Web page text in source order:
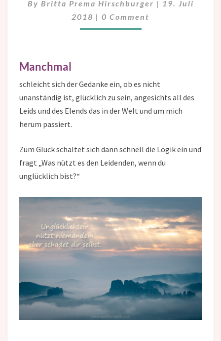
By Britta Prema Hirschburger | 19. Juli
2018 | Comments
0 Comment
Manchmal
schleicht sich der Gedanke ein, ob es nicht
unanständig ist, glücklich zu sein, angesichts all des
Leids und des Elends das in der Welt und um mich
herum passiert.
Zum Glück schaltet sich dann schnell die Logik ein und
fragt „Was nützt es den Leidenden, wenn du
unglücklich bist?“